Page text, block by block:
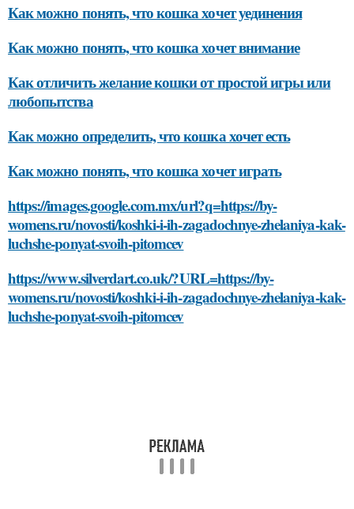
Как можно понять, что кошка хочет уединения
Как можно понять, что кошка хочет внимание
Как отличить желание кошки от простой игры или
любопытства
Как можно определить, что кошка хочет есть
Как можно понять, что кошка хочет играть
https://images.google.com.mx/url?q=https://by-
womens.ru/novosti/koshki-i-ih-zagadochnye-zhelaniya-kak-
luchshe-ponyat-svoih-pitomcev
https://www.silverdart.co.uk/?URL=https://by-
womens.ru/novosti/koshki-i-ih-zagadochnye-zhelaniya-kak-
luchshe-ponyat-svoih-pitomcev